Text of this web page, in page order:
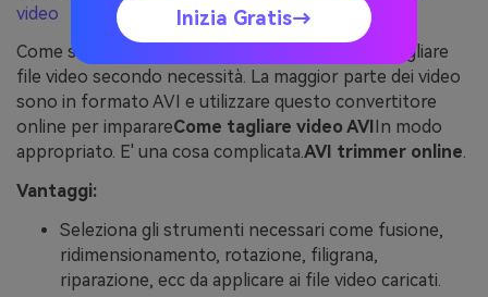
video
Come suggerisce il nome, Lei può convertire e tagliare
file video secondo necessità. La maggior parte dei video
sono in formato AVI e utilizzare questo convertitore
online per imparareCome tagliare video AVI In modo
appropriato. E' una cosa complicata.AVI trimmer online.
Vantaggi:
Seleziona gli strumenti necessari come fusione,
ridimensionamento, rotazione, filigrana,
riparazione, ecc da applicare ai file video caricati.
Inizia Gratis→